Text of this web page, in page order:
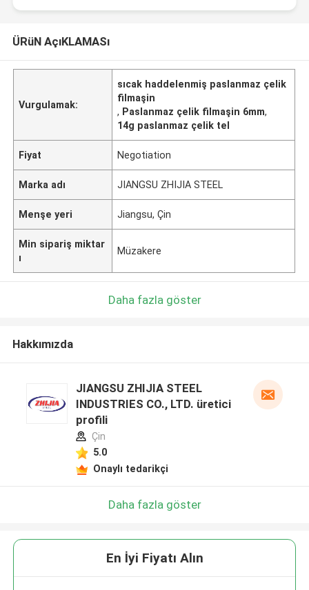
ÜRüN AçıKLAMASı
Vurgulamak:
sıcak haddelenmiş paslanmaz çelik
filmaşin
, Paslanmaz çelik filmaşin 6mm,
14g paslanmaz çelik tel
Fiyat Negotiation
Marka adı JIANGSU ZHIJIA STEEL
Menşe yeri Jiangsu, Çin
Min sipariş miktar
ı
Müzakere
Daha fazla göster
Hakkımızda
JIANGSU ZHIJIA STEEL
INDUSTRIES CO., LTD. üretici
profili
Çin
5.0
Onaylı tedarikçi
Daha fazla göster
En İyi Fiyatı Alın